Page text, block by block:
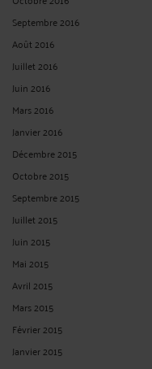
Septembre 2016
Août 2016
Juillet 2016
Juin 2016
Mars 2016
Janvier 2016
Décembre 2015
Octobre 2015
Septembre 2015
Juillet 2015
Juin 2015
Mai 2015
Avril 2015
Mars 2015
Février 2015
Janvier 2015